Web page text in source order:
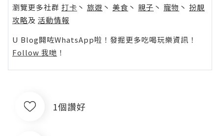
瀏覽更多社群 打卡 丶 旅遊 丶 美食 丶 親子 丶 寵物 丶 扮靚
攻略及 活動情報
U Blog開咗WhatsApp啦！發掘更多吃喝玩樂資訊！
Follow 我哋 ！
1個讚好